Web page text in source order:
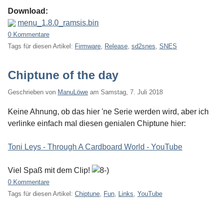
Download:
menu_1.8.0_ramsis.bin
0 Kommentare
Tags für diesen Artikel: Firmware Release sd2snes SNES
Chiptune of the day
Geschrieben von ManuLöwe am Samstag, 7. Juli 2018
Keine Ahnung, ob das hier 'ne Serie werden wird, aber ich
verlinke einfach mal diesen genialen Chiptune hier:
Toni Leys - Through A Cardboard World - YouTube
Viel Spaß mit dem Clip!
0 Kommentare
Tags für diesen Artikel: Chiptune Fun Links YouTube